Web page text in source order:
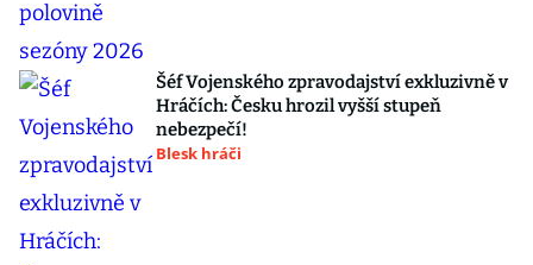
Šéf Vojenského zpravodajství exkluzivně v
Hráčích: Česku hrozil vyšší stupeň
nebezpečí!
Blesk hráči